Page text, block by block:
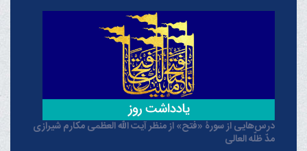
درس‌هایی از سورۀ «فتح» از منظر آیت الله العظمی مکارم شیرازی
مدّ ظلّه العالی